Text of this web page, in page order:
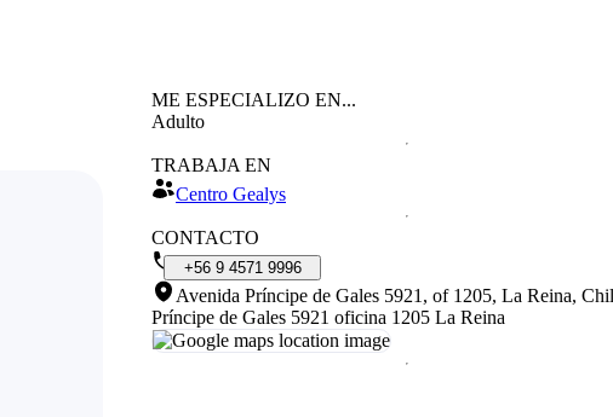
ME ESPECIALIZO EN...
Adulto
TRABAJA EN
Centro Gealys
CONTACTO
+56 9 4571 9996
Avenida Príncipe de Gales 5921, of 1205, La Reina,
Príncipe de Gales 5921 oficina 1205 La Reina